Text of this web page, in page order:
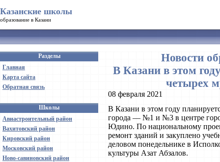
Казанские школы
образование в Казани
Разделы
Главная
Карта сайта
Обратная связь
Школы
Авиастроительный район
Вахитовский район
Кировский район
Московский район
Ново-савиновский район
Новости
В Казани в этом
четырех
08 февраля 2021
В Казани в этом году
города — №1 и №3 в центре
Юдино. По национальному
ремонт зданий и закуплено
деловом понедельнике в
культуры Азат Абзалов.